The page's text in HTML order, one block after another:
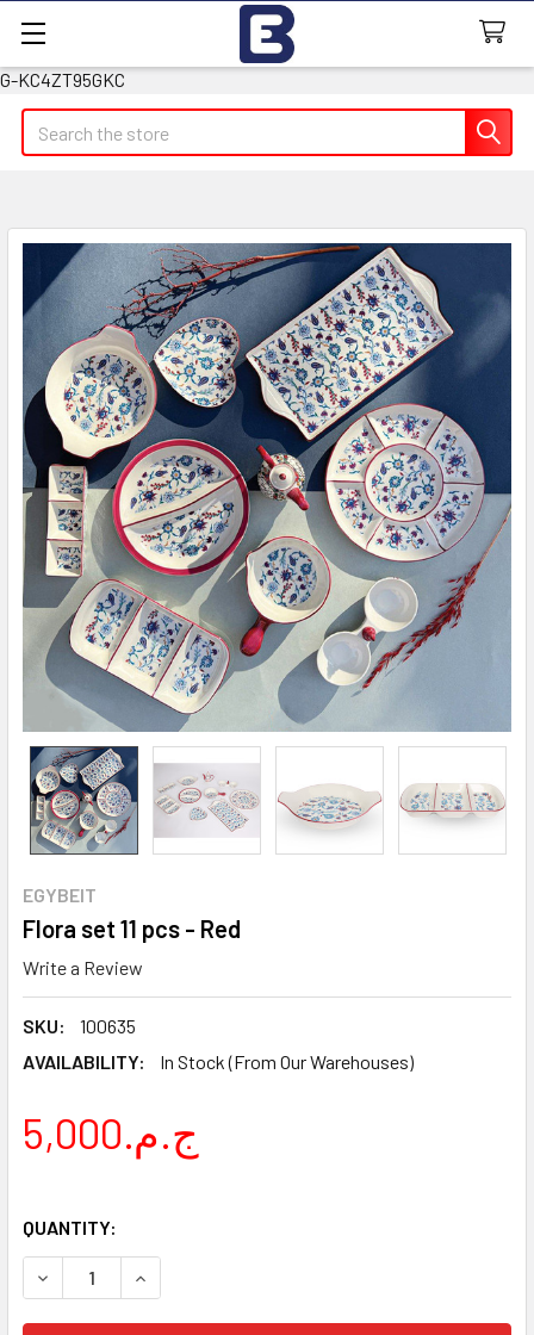
G-KC4ZT95GKC
Search
EGYBEIT
Flora set 11 pcs - Red
Write a Review
SKU:
100635
AVAILABILITY:
In Stock (From Our Warehouses)
5,000.ج.م
QUANTITY:
DECREASE QUANTITY OF FLORA SET 11 PCS - RED
INCREASE QUANTITY OF FLORA SET 11 PCS -